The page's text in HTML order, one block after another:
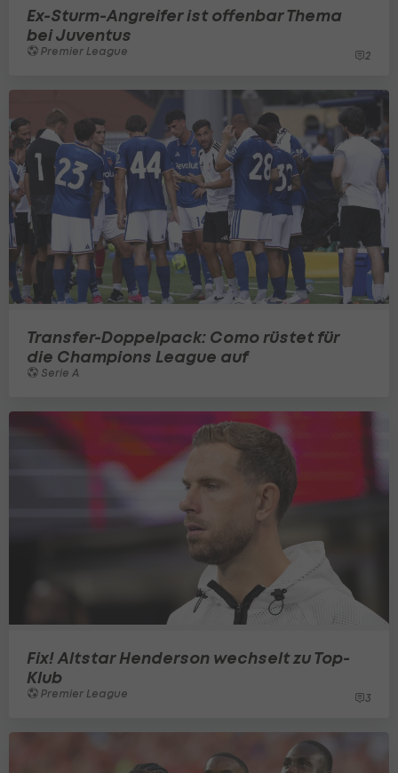
Ex-Sturm-Angreifer ist offenbar Thema
bei Juventus
Premier League 2
Transfer-Doppelpack: Como rüstet für
die Champions League auf
Serie A
Fix! Altstar Henderson wechselt zu Top-
Klub
Premier League 3